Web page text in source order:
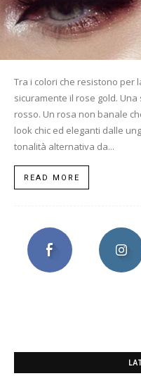
Tra i colori che resistono per
sicuramente il rose gold.
rosso. Un rosa non banale
look chic ed eleganti dalle
tonalità alternativa da...
READ MORE